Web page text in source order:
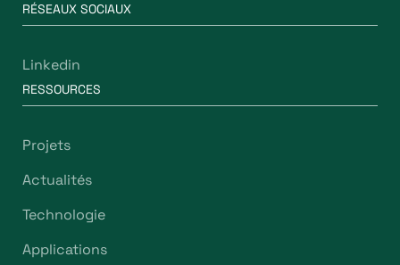
RÉSEAUX SOCIAUX
Linkedin
RESSOURCES
Projets
Actualités
Technologie
Applications